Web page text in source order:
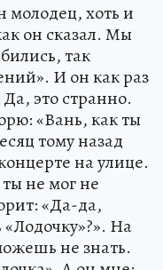
хоть и
он сказал. Мы
так
И он как раз
это странно.
«Вань, как ты
тому назад
на улице.
не мог не
«Да-да,
На
не знать.